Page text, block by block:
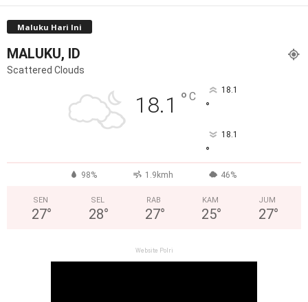
Maluku Hari Ini
MALUKU, ID
Scattered Clouds
18.1 ° C 18.1
°
18.1
°
98% 1.9kmh 46%
SEN
27°
SEL
28°
RAB
27°
KAM
25°
JUM
27°
Website Polri